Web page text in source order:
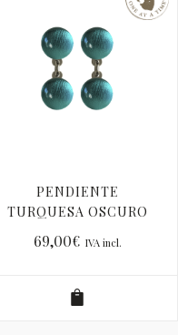
PENDIENTE
TURQUESA OSCURO
69,00€ IVA incl.